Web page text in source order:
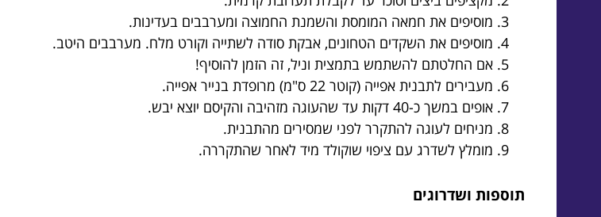
מוסיפים את חמאה המומסת והשמנת החמוצה ומערבבים בעדינות.
מוסיפים את השקדים הטחונים, אבקת סודה לשתייה וקורט מלח. מערבבים היטב.
אם החלטתם להשתמש בתמצית וניל, זה הזמן להוסיף!
מעבירים לתבנית אפייה (קוטר 22 ס"מ) מרופדת בנייר אפייה.
אופים במשך כ-40 דקות עד שהעוגה מזהיבה והקיסם יוצא יבש.
מניחים לעוגה להתקרר לפני שמסירים מהתבנית.
מומלץ לשדרג עם ציפוי שוקולד מיד לאחר שהתקררה.
תוספות ושדרוגים